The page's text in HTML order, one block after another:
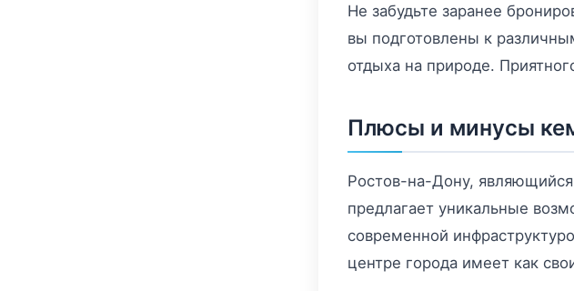
Не забудьте заранее
вы подготовлены к
отдыха на природе.
Плюсы и минусы
Ростов-на-Дону,
предлагает уникальные
современной
центре города имеет как